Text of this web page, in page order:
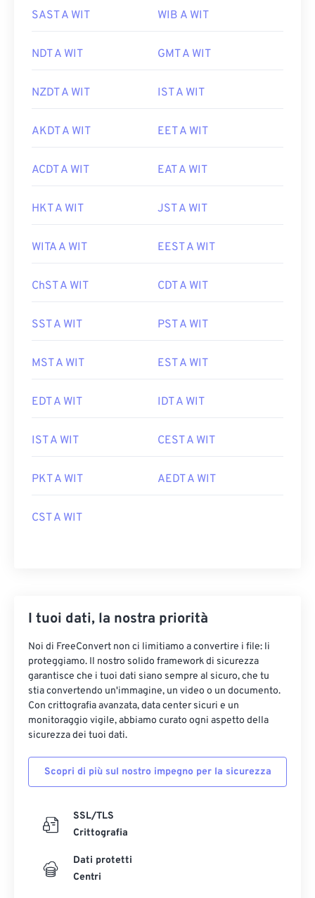
SAST A WIT WIB A WIT
NDT A WIT GMT A WIT
NZDT A WIT IST A WIT
AKDT A WIT EET A WIT
ACDT A WIT EAT A WIT
HKT A WIT JST A WIT
WITA A WIT EEST A WIT
ChST A WIT CDT A WIT
SST A WIT PST A WIT
MST A WIT EST A WIT
EDT A WIT IDT A WIT
IST A WIT CEST A WIT
PKT A WIT AEDT A WIT
CST A WIT
I tuoi dati, la nostra priorità
Noi di FreeConvert non ci limitiamo a convertire i file: li
proteggiamo. Il nostro solido framework di sicurezza
garantisce che i tuoi dati siano sempre al sicuro, che tu
stia convertendo un'immagine, un video o un documento.
Con crittografia avanzata, data center sicuri e un
monitoraggio vigile, abbiamo curato ogni aspetto della
sicurezza dei tuoi dati.
Scopri di più sul nostro impegno per la sicurezza
SSL/TLS
Crittografia
Dati protetti
Centri